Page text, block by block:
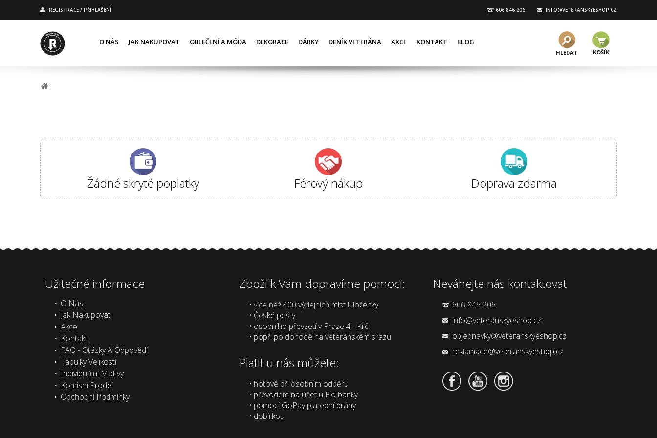
REGISTRACE / PŘIHLÁŠENÍ 606 846 206 INFO@VETERANSKYESHOP.CZ
O NÁS JAK NAKUPOVAT OBLEČENÍ A MÓDA DEKORACE DÁRKY DENÍK VETERÁNA AKCE KONTAKT BLOG
KOŠÍK
HLEDAT
Žádné skryté poplatky Férový nákup Doprava zdarma
Užitečné informace
O Nás
Jak Nakupovat
Akce
Kontakt
FAQ - Otázky A Odpovědi
Tabulky Velikostí
Individuální Motivy
Komisní Prodej
Obchodní Podmínky
Zboží k Vám dopravíme pomocí:
• více než 400 výdejních míst Uloženky
• České pošty
• osobního převzetí v Praze 4 - Krč
• popř. po dohodě na veteránském srazu
Platit u nás můžete:
• hotově při osobním odběru
• převodem na účet u Fio banky
• pomocí GoPay platební brány
• dobírkou
Neváhejte nás kontaktovat
606 846 206
info@veteranskyeshop.cz
objednavky@veteranskyeshop.cz
reklamace@veteranskyeshop.cz